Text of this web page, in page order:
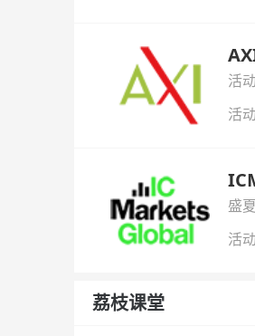
活
活
盛
金
活
荔枝课堂